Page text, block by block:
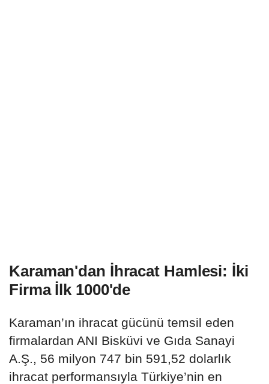
Karaman'dan İhracat Hamlesi: İki
Firma İlk 1000'de
Karaman’ın ihracat gücünü temsil eden
firmalardan ANI Bisküvi ve Gıda Sanayi
A.Ş., 56 milyon 747 bin 591,52 dolarlık
ihracat performansıyla Türkiye’nin en